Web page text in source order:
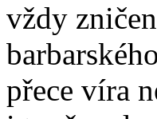
vždy
přece víra